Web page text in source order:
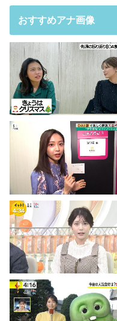
おすすめアナ画像